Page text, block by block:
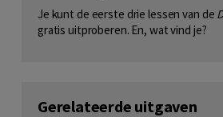
Je kunt de eerste drie lessen van de
gratis uitproberen. En, wat vind je?
Gerelateerde uitgaven